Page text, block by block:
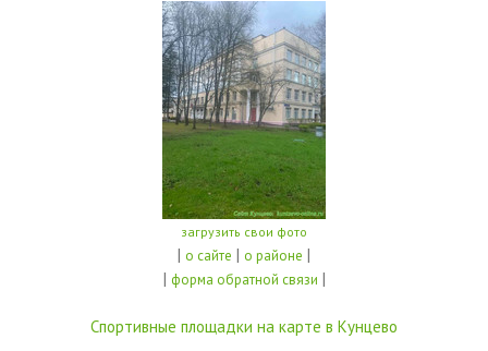
загрузить свои фото
| о сайте | о районе |
| форма обратной связи |
Спортивные площадки на карте в Кунцево